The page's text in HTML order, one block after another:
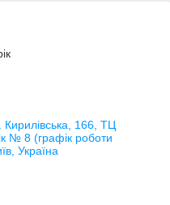
Кирилівська, 166, ТЦ
№ 8 (графік роботи
Україна